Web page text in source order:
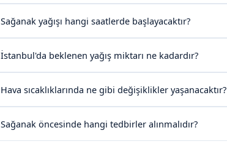
Sağanak yağışı hangi saatlerde başlayacaktır?
İstanbul'da beklenen yağış miktarı ne kadardır?
Hava sıcaklıklarında ne gibi değişiklikler yaşanacaktır?
Sağanak öncesinde hangi tedbirler alınmalıdır?